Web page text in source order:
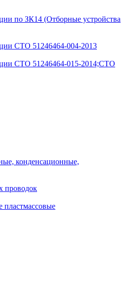
по ЗК14 (Отборные устройства
СТО 51246464-004-2013
СТО 51246464-015-2014;СТО
конденсационные,
проводок
пластмассовые